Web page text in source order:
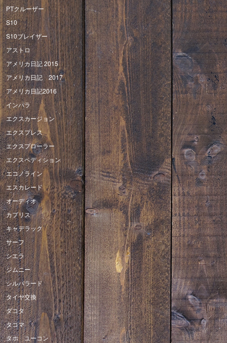
PTクルーザー
S10
S10ブレイザー
アストロ
アメリカ日記 2015
アメリカ日記 2017
アメリカ日記2016
インパラ
エクスカージョン
エクスプレス
エクスプローラー
エクスペディション
エコノライン
エスカレード
オーディオ
カプリス
キャデラック
サーフ
シエラ
ジムニー
シルバラード
タイヤ交換
ダコタ
タコマ
タホ ユーコン